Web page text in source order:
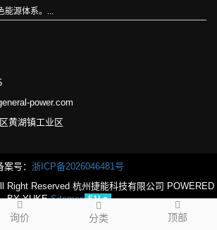
询价 分类 顶部
能源体系。...
power.com
黄湖镇工业区
案号： 浙ICP备2026046481号
Right Reserved 杭州捷能科技有限公司 POWERED
BY YUKESitemap 51La